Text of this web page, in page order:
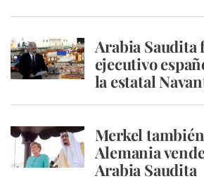
Arabia Saudita
ejecutivo
la estatal
Merkel
Alemania
Arabia Saudita